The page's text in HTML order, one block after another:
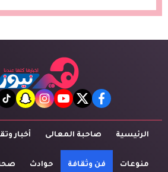
facebook
twitter
youtube
instagram
الرئيسية صاحبة المعالى أخبار
منوعات فن وثقافة حوادث